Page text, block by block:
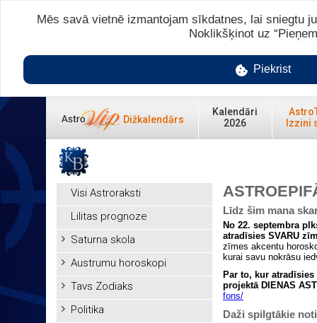
Dižkalendārs
Kalendāri
2026
Izzini
Visi Astroraksti
Lilitas prognoze
Saturna skola
Austrumu horoskopi
Tavs Zodiaks
Politika
Līdz šim mana
No 22. septembra
atradīsies SVARU
zīmes akcentu
kurai savu nokrāsu
Par to, kur
projektā DIENAS
fons/
Daži spilgtākie
Mēs savā vietnē izmantojam sīkdatnes, lai sniegtu
Noklikšķinot uz
Piekrist